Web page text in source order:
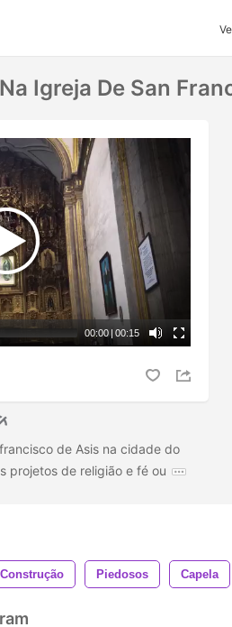
Igreja De San
00:00 | 00:15
de Asis na cidade do
projetos de religião e fé ou
Construção Piedosos Capela